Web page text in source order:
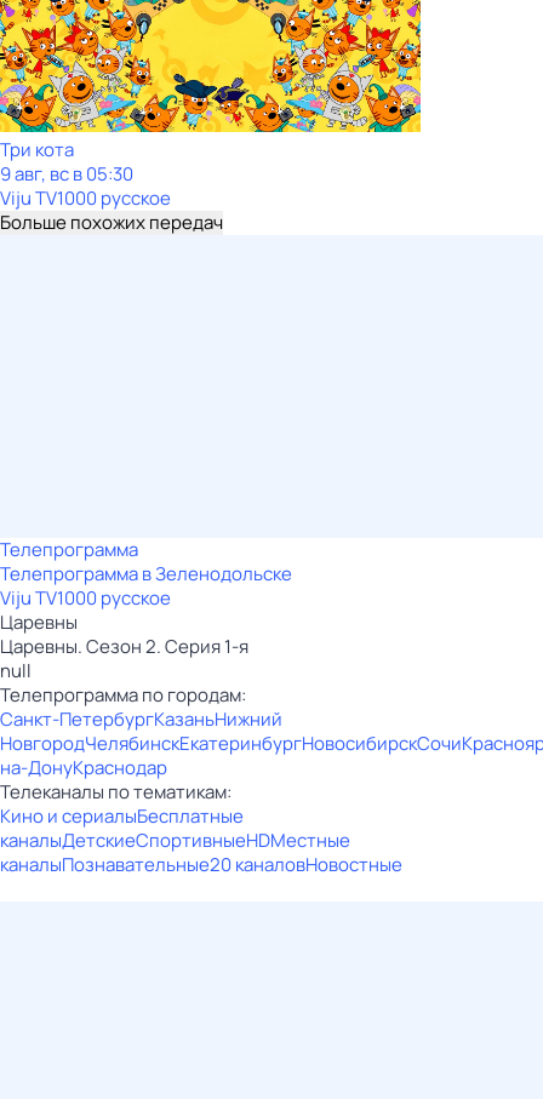
Три кота
9 авг, вс в 05:30
Viju TV1000 русское
Больше похожих передач
Телепрограмма
Телепрограмма в Зеленодольске
Viju TV1000 русское
Царевны
Царевны. Сезон 2. Серия 1-я
null
Телепрограмма по городам:
Санкт-ПетербургКазаньНижний
НовгородЧелябинскЕкатеринбургНовосибирскСочи
на-ДонуКраснодар
Телеканалы по тематикам:
Кино и сериалыБесплатные
каналыДетскиеСпортивныеHDМестные
каналыПознавательные20 каналовНовостные